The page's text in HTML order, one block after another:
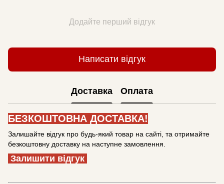
Додайте перший відгук
Написати відгук
Доставка Оплата
БЕЗКОШТОВНА ДОСТАВКА!
Залишайте відгук про будь-який товар на сайті, та отримайте
безкоштовну доставку на наступне замовлення.
Залишити відгук